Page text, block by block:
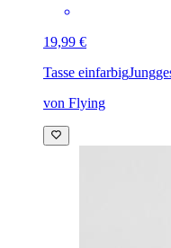
19,99 €
Tasse einfarbig
von Flying